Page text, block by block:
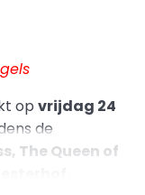
op vrijdag 24
de
The Queen of